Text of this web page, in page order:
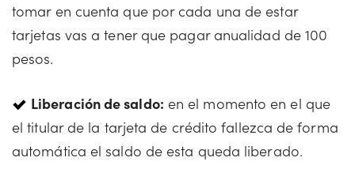
tomar en cuenta que por cada una de estar
tarjetas vas a tener que pagar anualidad de 100
pesos.
Liberación de saldo: en el momento en el que
el titular de la tarjeta de crédito fallezca de forma
automática el saldo de esta queda liberado.